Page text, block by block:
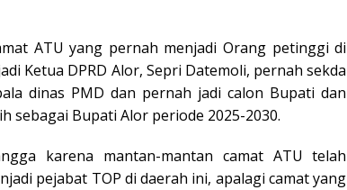
ATU yang pernah menjadi Orang petinggi di
Ketua DPRD Alor, Sepri Datemoli, pernah sekda
dinas PMD dan pernah jadi calon Bupati dan
sebagai Bupati Alor periode 2025-2030.
karena mantan-mantan camat ATU telah
pejabat TOP di daerah ini, apalagi camat yang